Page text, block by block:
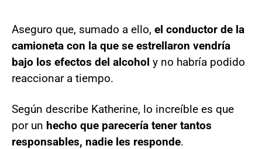
Aseguro que, sumado a ello, el conductor de la
camioneta con la que se estrellaron vendría
bajo los efectos del alcohol y no habría podido
reaccionar a tiempo.
Según describe Katherine, lo increíble es que
por un hecho que parecería tener tantos
responsables, nadie les responde.